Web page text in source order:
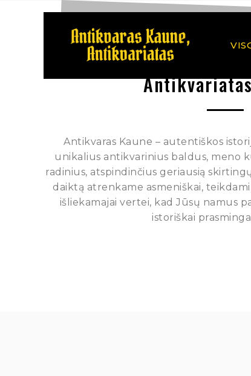
Antikvaras Kaune – autentiškos
unikalius antikvarinius baldus, meno
radinius, atspindinčius geriausią
daiktą atrenkame asmeniškai,
išliekamajai vertei, kad Jūsų namus
istoriškai